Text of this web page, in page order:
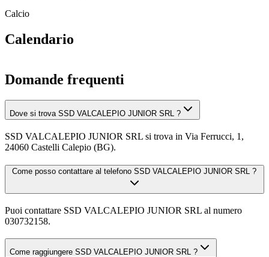
Calcio
Calendario
Domande frequenti
Dove si trova SSD VALCALEPIO JUNIOR SRL ?
SSD VALCALEPIO JUNIOR SRL si trova in Via Ferrucci, 1,
24060 Castelli Calepio (BG).
Come posso contattare al telefono SSD VALCALEPIO JUNIOR SRL ?
Puoi contattare SSD VALCALEPIO JUNIOR SRL al numero
030732158.
Come raggiungere SSD VALCALEPIO JUNIOR SRL ?